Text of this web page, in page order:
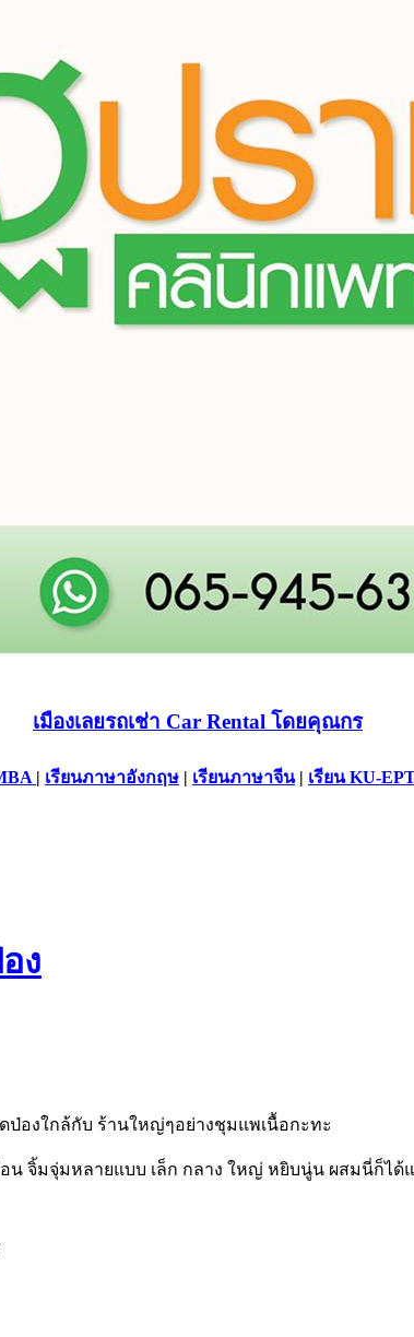
เมืองเลยรถเช่า Car Rental โดยคุณกร
| เรียนภาษาอังกฤษ | เรียนภาษาจีน| เรียน KU-
ง
ป่องใกล้กับ ร้านใหญ่ๆอย่างชุมแพเนื้อกะทะ
น จิ้มจุ่มหลายแบบ เล็ก กลาง ใหญ่ หยิบนู่น ผสมนี่ก็ไ